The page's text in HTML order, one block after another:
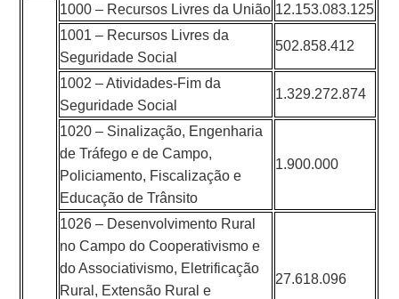
1000 – Recursos Livres da União 12.153.083.125
1001 – Recursos Livres da
Seguridade Social
502.858.412
1002 – Atividades-Fim da
Seguridade Social
1.329.272.874
1020 – Sinalização, Engenharia
de Tráfego e de Campo,
Policiamento, Fiscalização e
Educação de Trânsito
1.900.000
1026 – Desenvolvimento Rural
no Campo do Cooperativismo e
do Associativismo, Eletrificação
Rural, Extensão Rural e
27.618.096